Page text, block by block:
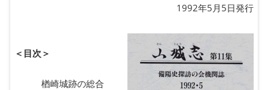
1992年5月5日発行
＜目次＞
楢崎城跡の総合